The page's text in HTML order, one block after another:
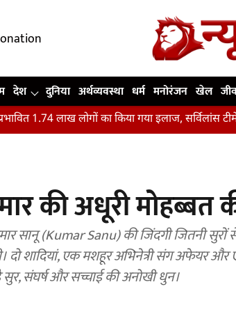
देश दुनिया अर्थव्यवस्था धर्म मनोरंजन खेल
लोगों का किया गया इलाज, सर्विलांस टीमें घर-घर कर
की अधूरी मोहब्बत
(Kumar Sanu) की जिंदगी जितनी सुरों से
दो शादियां, एक मशहूर अभिनेत्री संग अफेयर
संघर्ष और सच्चाई की अनोखी धुन।